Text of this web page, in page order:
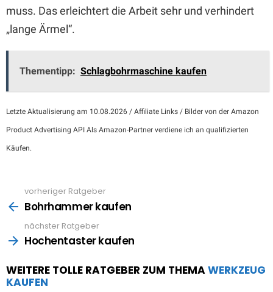
muss. Das erleichtert die Arbeit sehr und verhindert
„lange Ärmel“.
Thementipp: Schlagbohrmaschine kaufen
Letzte Aktualisierung am 10.08.2026 / Affiliate Links / Bilder von der Amazon
Product Advertising API Als Amazon-Partner verdiene ich an qualifizierten
Käufen.
more
vorheriger Ratgeber
Bohrhammer kaufen
nächster Ratgeber
Hochentaster kaufen
WEITERE TOLLE RATGEBER ZUM THEMAWERKZEUG
KAUFEN